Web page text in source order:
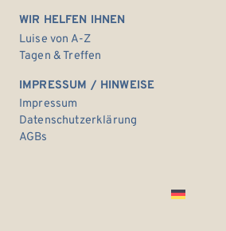
WIR HELFEN IHNEN
Luise von A-Z
Tagen & Treffen
IMPRESSUM / HINWEISE
Impressum
Datenschutzerklärung
AGBs